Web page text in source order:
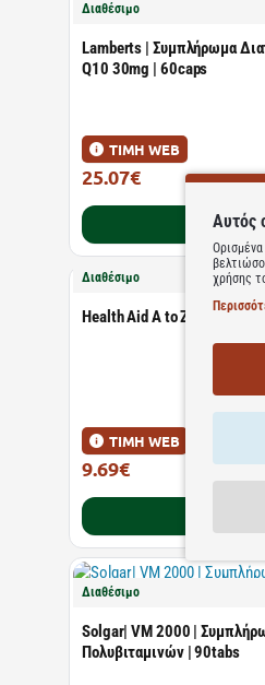
Διαθέσιμο
Lamberts | Συμπλήρωμα
Q10 30mg | 60caps
ΤΙΜΗ WEB
25.07€
Διαθέσιμο
Health Aid A to Z Multivit
ΤΙΜΗ WEB
9.69€
Διαθέσιμο
Solgar| VM 2000 |
Πολυβιταμινών | 90tabs
Αυτός
χρήσης